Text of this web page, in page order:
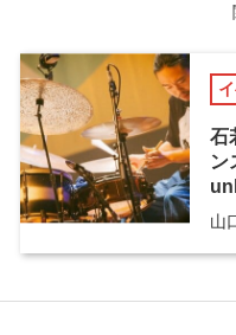
COLUMN
コラム
石
ン
山